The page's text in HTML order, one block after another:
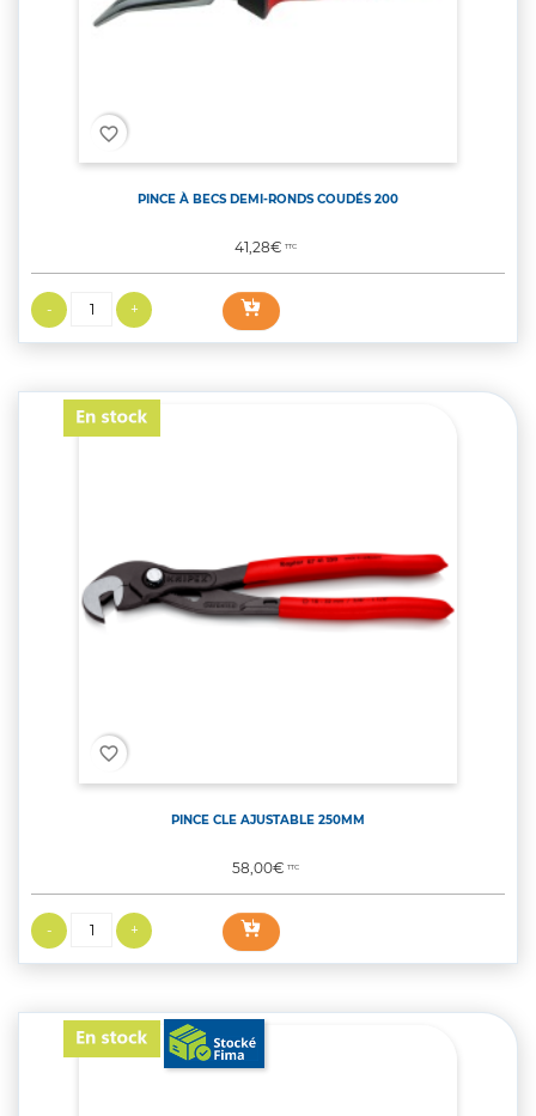
favorite_border
PINCE À BECS DEMI-RONDS COUDÉS 200
Prix
41,28€TTC
favorite_border
PINCE CLE AJUSTABLE 250MM
Prix
58,00€TTC